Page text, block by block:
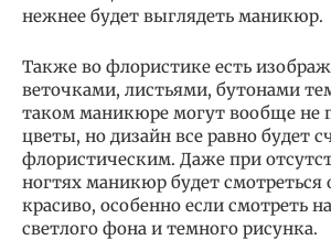
нежнее будет выглядеть маникюр.
Также во флористике есть
веточками, листьями, бутонами
таком маникюре могут вообще не
цветы, но дизайн все равно будет
флористическим. Даже при
ногтях маникюр будет смотреться
красиво, особенно если смотреть
светлого фона и темного рисунка.